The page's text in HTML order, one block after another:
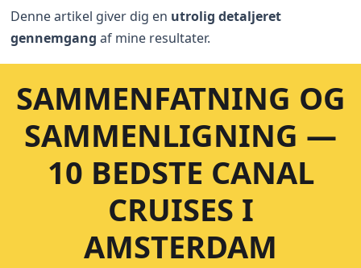
Denne artikel giver dig en utrolig detaljeret
gennemgang af mine resultater.
SAMMENFATNING OG
SAMMENLIGNING —
10 BEDSTE CANAL
CRUISES I
AMSTERDAM